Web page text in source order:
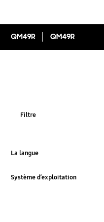
QM49R QM49R
Filtre
La langue
Système d’exploitation